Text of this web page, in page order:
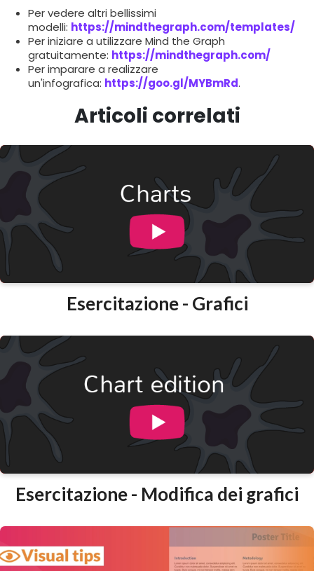
Per vedere altri bellissimi
modelli: https://mindthegraph.com/templates/
Per iniziare a utilizzare Mind the Graph
gratuitamente: https://mindthegraph.com/
Per imparare a realizzare
un'infografica: https://goo.gl/MYBmRd.
Articoli correlati
Esercitazione - Grafici
Esercitazione - Modifica dei grafici